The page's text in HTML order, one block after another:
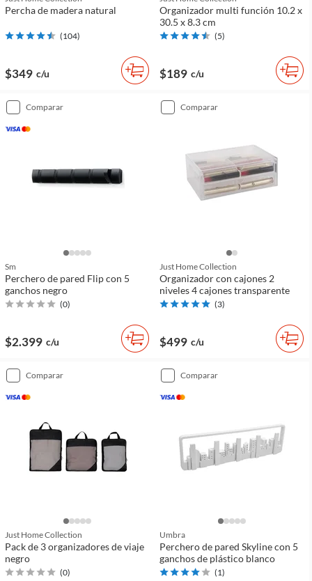
Percha de madera natural
(104)
$349 c/u
Organizador multi función 10.2 x
30.5 x 8.3 cm
(5)
$189 c/u
comparar
Sm
Perchero de pared Flip con 5
ganchos negro
(0)
$2.399 c/u
comparar
Just Home Collection
Organizador con cajones 2
niveles 4 cajones transparente
(3)
$499 c/u
comparar
Just Home Collection
Pack de 3 organizadores de viaje
negro
(0)
comparar
Umbra
Perchero de pared Skyline con 5
ganchos de plástico blanco
(1)